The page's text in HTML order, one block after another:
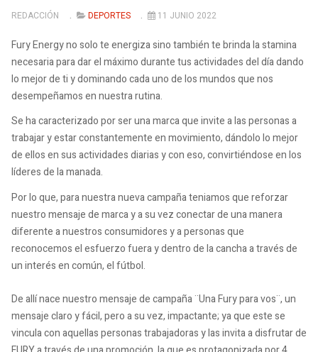
REDACCIÓN DEPORTES 11 JUNIO 2022
Fury Energy no solo te energiza sino también te brinda la stamina
necesaria para dar el máximo durante tus actividades del día dando
lo mejor de ti y dominando cada uno de los mundos que nos
desempeñamos en nuestra rutina.
Se ha caracterizado por ser una marca que invite a las personas a
trabajar y estar constantemente en movimiento, dándolo lo mejor
de ellos en sus actividades diarias y con eso, convirtiéndose en los
líderes de la manada.
Por lo que, para nuestra nueva campaña teniamos que reforzar
nuestro mensaje de marca y a su vez conectar de una manera
diferente a nuestros consumidores y a personas que
reconocemos el esfuerzo fuera y dentro de la cancha a través de
un interés en común, el fútbol.
De allí nace nuestro mensaje de campaña ¨Una Fury para vos¨, un
mensaje claro y fácil, pero a su vez, impactante; ya que este se
vincula con aquellas personas trabajadoras y las invita a disfrutar de